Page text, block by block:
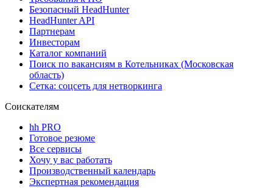
Безопасный HeadHunter
HeadHunter API
Партнерам
Инвесторам
Каталог компаний
Поиск по вакансиям в Котельниках (Московская
область)
Сетка: соцсеть для нетворкинга
Соискателям
hh PRO
Готовое резюме
Все сервисы
Хочу у вас работать
Производственный календарь
Экспертная рекомендация